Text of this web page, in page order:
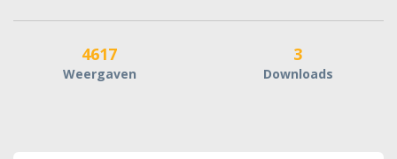
4617
Weergaven
3
Downloads